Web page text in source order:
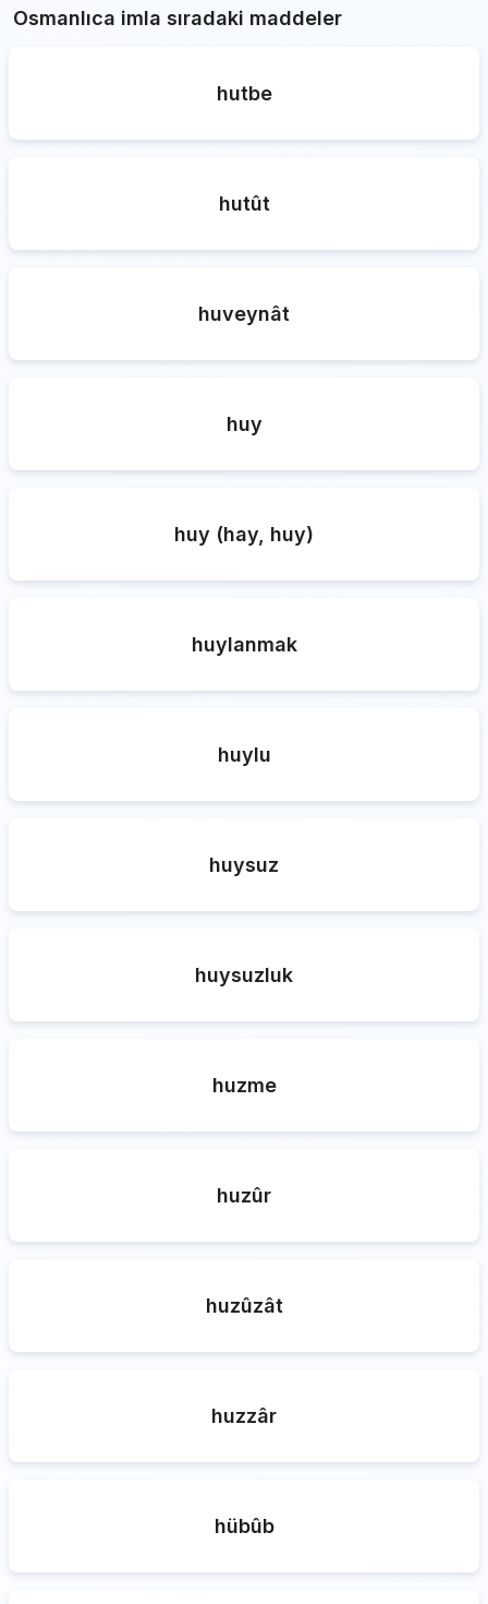
Osmanlıca imla sıradaki maddeler
hutbe
hutût
huveynât
huy
huy (hay, huy)
huylanmak
huylu
huysuz
huysuzluk
huzme
huzûr
huzûzât
huzzâr
hübûb